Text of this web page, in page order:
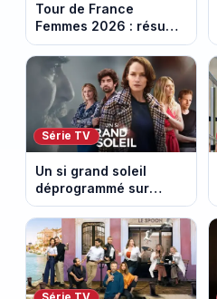
Tour de France
Femmes 2026 : résumé
vidéo de la 9e étape
entre Sisteron et Nice
Série TV
Un si grand soleil
déprogrammé sur
France 3 : cinq
épisodes inédits
diffusés le 13 août